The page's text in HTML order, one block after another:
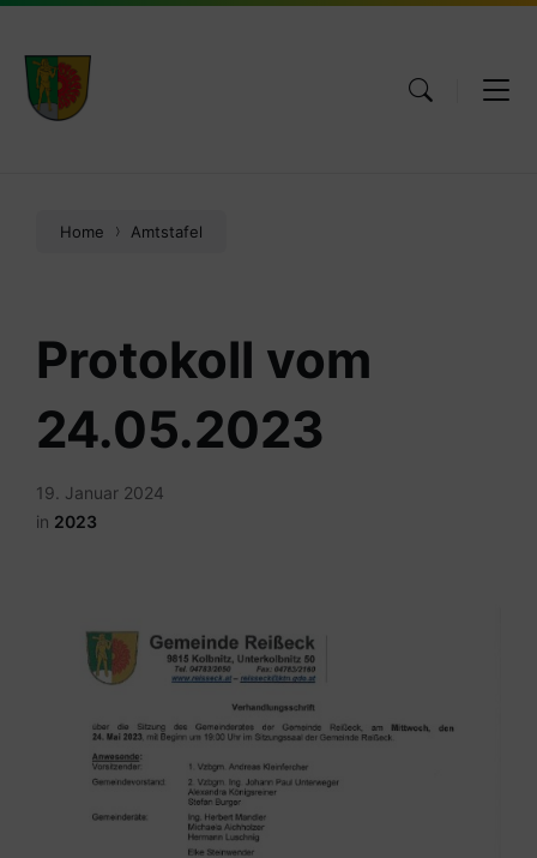
Skip
content
Skip
main
navigation
Skip
footer
Home Amtstafel
Protokoll vom
24.05.2023
19. Januar 2024
in 2023